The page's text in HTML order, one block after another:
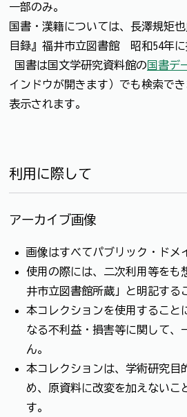
一部のみ。
国書・漢籍については、長澤規矩
目録』福井市立図書館 昭和54年に
国書は国文学研究資料館の国書デ
インドウが開きます）でも検索で
表示されます。
利用に際して
アーカイブ画像
画像はすべてパブリック・ドメ
使用の際には、二次利用等をも
井市立図書館所蔵」と明記する
本コレクションを使用すること
なる不利益・損害等に関して、
ん。
本コレクションは、学術研究目
め、原資料に改変を加えないこ
す。